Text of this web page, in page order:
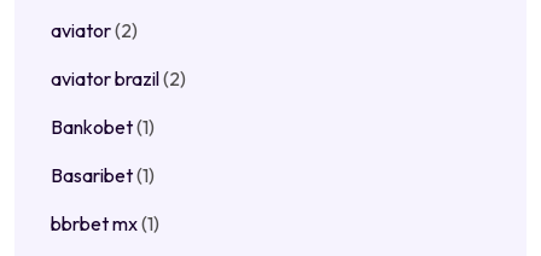
aviator(2)
aviator brazil(2)
Bankobet(1)
Basaribet(1)
bbrbet mx(1)